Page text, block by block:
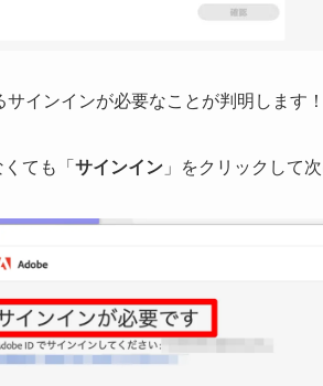
インインが必要なことが判明します！
ても「 サインイン 」をクリックして